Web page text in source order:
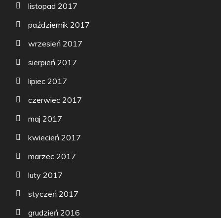
listopad 2017
październik 2017
wrzesień 2017
sierpień 2017
lipiec 2017
czerwiec 2017
maj 2017
kwiecień 2017
marzec 2017
luty 2017
styczeń 2017
grudzień 2016